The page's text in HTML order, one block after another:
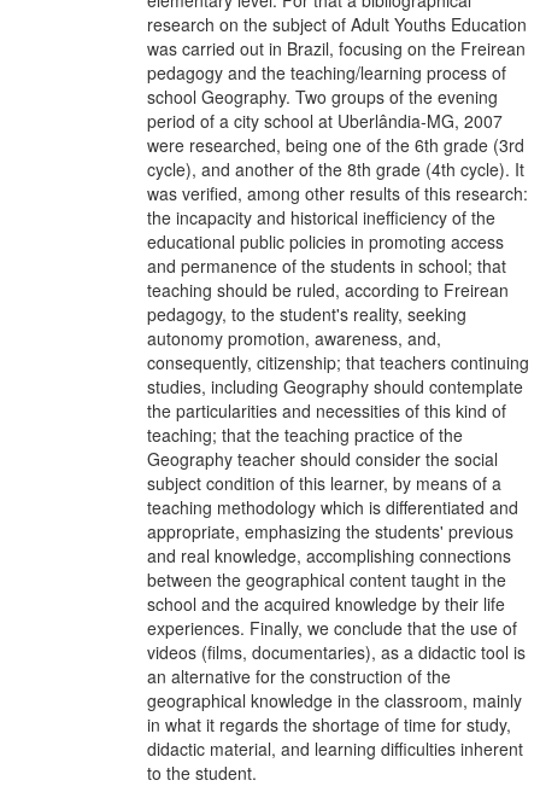
research on the subject of Adult Youths Education
was carried out in Brazil, focusing on the Freirean
pedagogy and the teaching/learning process of
school Geography. Two groups of the evening
period of a city school at Uberlândia-MG, 2007
were researched, being one of the 6th grade (3rd
cycle), and another of the 8th grade (4th cycle). It
was verified, among other results of this research:
the incapacity and historical inefficiency of the
educational public policies in promoting access
and permanence of the students in school; that
teaching should be ruled, according to Freirean
pedagogy, to the student's reality, seeking
autonomy promotion, awareness, and,
consequently, citizenship; that teachers continuing
studies, including Geography should contemplate
the particularities and necessities of this kind of
teaching; that the teaching practice of the
Geography teacher should consider the social
subject condition of this learner, by means of a
teaching methodology which is differentiated and
appropriate, emphasizing the students' previous
and real knowledge, accomplishing connections
between the geographical content taught in the
school and the acquired knowledge by their life
experiences. Finally, we conclude that the use of
videos (films, documentaries), as a didactic tool is
an alternative for the construction of the
geographical knowledge in the classroom, mainly
in what it regards the shortage of time for study,
didactic material, and learning difficulties inherent
to the student.